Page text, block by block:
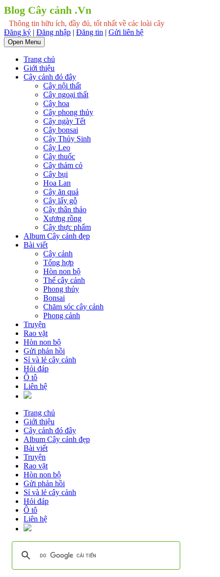
Blog Cây cảnh .Vn
Thông tin hữu ích, đầy đủ, tốt nhất về các loài cây
Đăng ký | Đăng nhập | Đăng tin | Gửi liên hệ
Open Menu
Trang chủ
Giới thiệu
Cây cảnh đó đây
Cây nội thất
Cây ngoại thất
Cây hoa
Cây phong thủy
Cây ngày Tết
Cây bonsai
Cây Thủy Sinh
Cây Leo
Cây thuốc
Cây thảm cỏ
Cây bụi
Hoa Lan
Cây ăn quả
Cây lấy gỗ
Cây thân thảo
Xương rồng
Cây thực phẩm
Album Cây cảnh đẹp
Bài viết
Cây cảnh
Tổng hợp
Hòn non bộ
Thế cây cảnh
Phong thủy
Bonsai
Chăm sóc cây cảnh
Phong cảnh
Truyện
Rao vặt
Hòn non bộ
Gửi phản hồi
Sỉ và lẻ cây cảnh
Hỏi đáp
Ô tô
Liên hệ
Trang chủ
Giới thiệu
Cây cảnh đó đây
Album Cây cảnh đẹp
Bài viết
Truyện
Rao vặt
Hòn non bộ
Gửi phản hồi
Sỉ và lẻ cây cảnh
Hỏi đáp
Ô tô
Liên hệ